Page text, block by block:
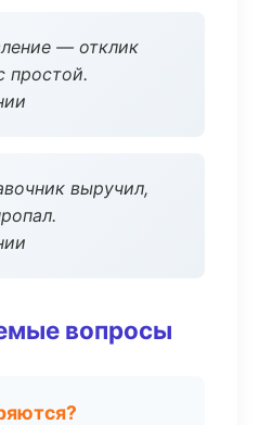
— отклик
простой.
выручил,
вопросы